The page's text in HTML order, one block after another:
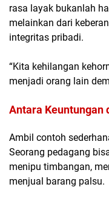
rasa layak bukanlah
melainkan dari
integritas pribadi.
“Kita kehilangan
menjadi orang lain
Antara Keuntungan
Ambil contoh
Seorang pedagang
menipu timbangan,
menjual barang palsu.